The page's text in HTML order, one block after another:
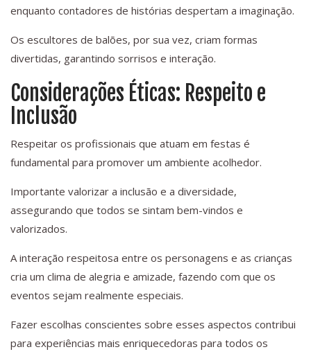
enquanto contadores de histórias despertam a imaginação.
Os escultores de balões, por sua vez, criam formas
divertidas, garantindo sorrisos e interação.
Considerações Éticas: Respeito e
Inclusão
Respeitar os profissionais que atuam em festas é
fundamental para promover um ambiente acolhedor.
Importante valorizar a inclusão e a diversidade,
assegurando que todos se sintam bem-vindos e
valorizados.
A interação respeitosa entre os personagens e as crianças
cria um clima de alegria e amizade, fazendo com que os
eventos sejam realmente especiais.
Fazer escolhas conscientes sobre esses aspectos contribui
para experiências mais enriquecedoras para todos os